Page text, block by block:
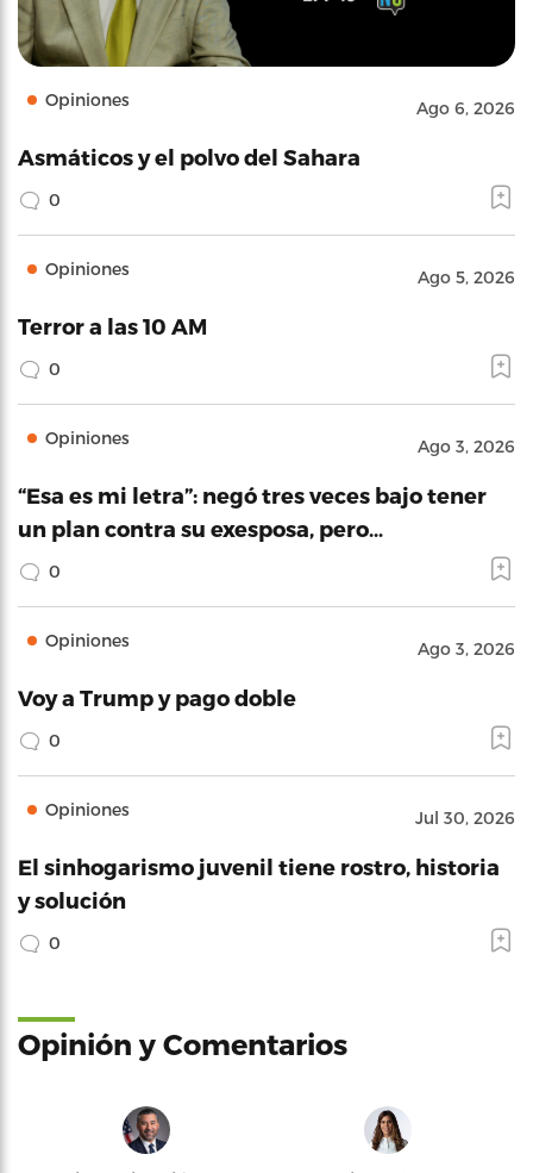
Opiniones Ago 6, 2026
Asmáticos y el polvo del Sahara
0
Opiniones Ago 5, 2026
Terror a las 10 AM
0
Opiniones Ago 3, 2026
“Esa es mi letra”: negó tres veces bajo tener
un plan contra su exesposa, pero…
0
Opiniones Ago 3, 2026
Voy a Trump y pago doble
0
Opiniones Jul 30, 2026
El sinhogarismo juvenil tiene rostro, historia
y solución
0
Opinión y Comentarios